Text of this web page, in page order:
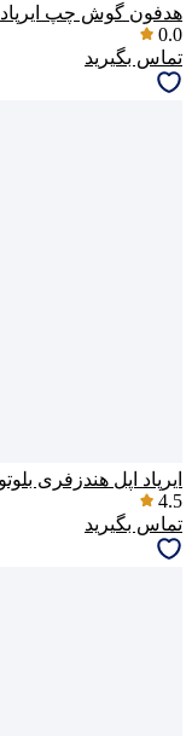
هدفون گوش چپ ایرپاد
0.0
تماس بگیرید
ایرپاد اپل هندزفری
4.5
تماس بگیرید